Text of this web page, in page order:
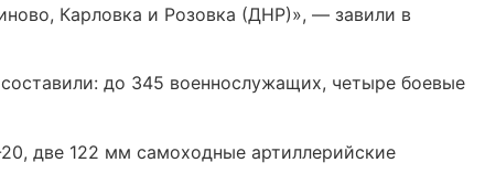
Карловка и Розовка (ДНР)», — завили в
до 345 военнослужащих, четыре боевые
две 122 мм самоходные артиллерийские